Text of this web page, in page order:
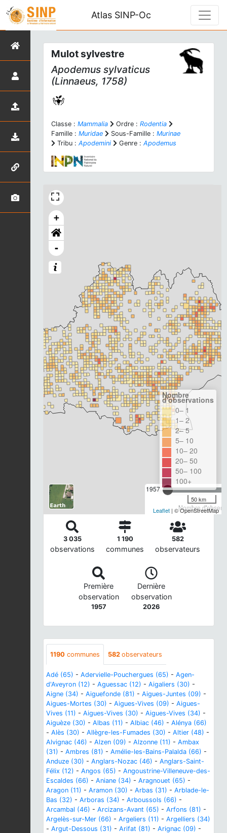
Atlas SINP-Oc
Mulot sylvestre
Apodemus sylvaticus
(Linnaeus, 1758)
Classe : Mammalia Ordre : Rodentia
Famille : Muridae Sous-Famille : Murinae
Tribu : Apodemini Genre : Apodemus
+
-
1957
Nombre
Nombre
d'observations
0– 1
1– 2
2– 5
5– 10
10– 20
20– 50
50– 100
100+
50 km
Leaflet | © OpenStreetMap
3 035
observations
1 190
communes
582
observateurs
Première
observation
1957
Dernière
observation
2026
1190 communes 582 observateurs
Adé (65) - Adervielle-Pouchergues (65) - Agen-
d'Aveyron (12) - Aguessac (12) - Aigaliers (30) -
Aigne (34) - Aiguefonde (81) - Aigues-Juntes (09) -
Aigues-Mortes (30) - Aigues-Vives (09) - Aigues-
Vives (11) - Aigues-Vives (30) - Aigues-Vives (34) -
Aiguèze (30) - Albas (11) - Albiac (46) - Alénya (66)
- Alès (30) - Allègre-les-Fumades (30) - Altier (48) -
Alvignac (46) - Alzen (09) - Alzonne (11) - Ambax
(31) - Ambres (81) - Amélie-les-Bains-Palalda (66) -
Anduze (30) - Anglars-Nozac (46) - Anglars-Saint-
Félix (12) - Angos (65) - Angoustrine-Villeneuve-des-
Escaldes (66) - Aniane (34) - Aragnouet (65) -
Aragon (11) - Aramon (30) - Arbas (31) - Arblade-le-
Bas (32) - Arboras (34) - Arboussols (66) -
Arcambal (46) - Arcizans-Avant (65) - Arfons (81) -
Argelès-sur-Mer (66) - Argeliers (11) - Argelliers (34)
- Argut-Dessous (31) - Arifat (81) - Arignac (09) -